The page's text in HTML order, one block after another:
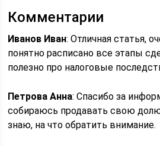
Комментарии
Иванов Иван: Отличная статья,
понятно расписано все этапы
полезно про налоговые
Петрова Анна: Спасибо за
собираюсь продавать свою
знаю, на что обратить внимание.